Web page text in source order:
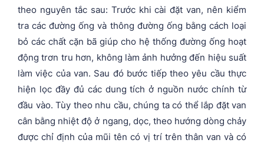
theo nguyên tắc sau: Trước khi cài đặt van, nên kiểm
tra các đường ống và thông đường ống bằng cách loại
bỏ các chất cặn bã giúp cho hệ thống đường ống hoạt
động trơn tru hơn, không làm ảnh hưởng đến hiệu suất
làm việc của van. Sau đó bước tiếp theo yêu cầu thực
hiện lọc đầy đủ các dung tích ở nguồn nước chính từ
đầu vào. Tùy theo nhu cầu, chúng ta có thể lắp đặt van
cân bằng nhiệt độ ở ngang, dọc, theo hướng dòng chảy
được chỉ định của mũi tên có vị trí trên thân van và có